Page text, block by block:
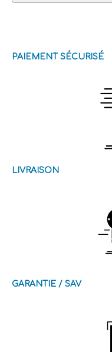
PAIEMENT SÉCURISÉ
LIVRAISON
GARANTIE / SAV